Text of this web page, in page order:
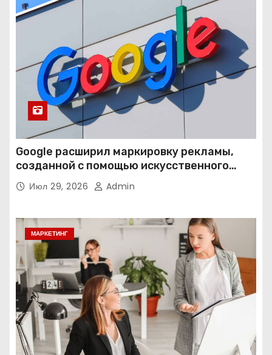
Google расширил маркировку рекламы,
созданной с помощью искусственного
интеллекта
Июл 29, 2026 Admin
МАРКЕТИНГ